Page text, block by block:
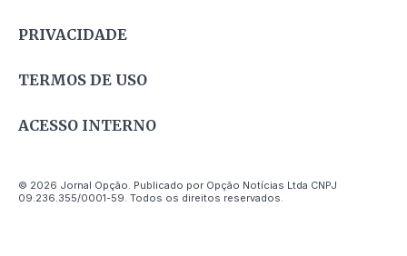
PRIVACIDADE
TERMOS DE USO
ACESSO INTERNO
© 2026 Jornal Opção. Publicado por Opção Notícias Ltda CNPJ
09.236.355/0001-59. Todos os direitos reservados.